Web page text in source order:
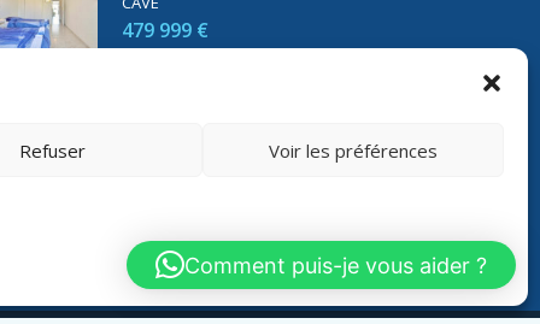
Refuser Voir les préférences
479 999 €
Comment puis-je vous aider ?